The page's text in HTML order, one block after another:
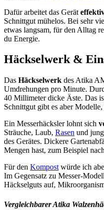
Dafür arbeitet das Gerät
Schnittgut mühelos. Bei sehr
etwas langsam, für den Alltag
du Energie.
Häckselwerk &
Das Häckselwerk des Atika
Umdrehungen pro Minute.
40 Millimeter dicke Äste. Das
Schnittgut gibt es aber
Ein Messerhäcksler lohnt sich
Sträuche, Laub, Rasen und
des Gerätes. Dickere
Mengen hast, zum Beispiel
Für den Kompost würde ich
Im Gegensatz zu Messer-
Häckselguts auf,
Vergleichbarer Atika